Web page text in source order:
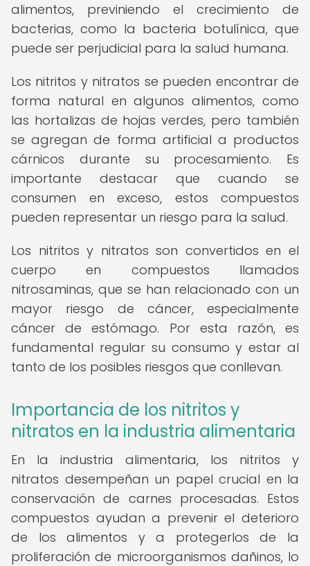
alimentos, previniendo el crecimiento de
bacterias, como la bacteria botulínica, que
puede ser perjudicial para la salud humana.
Los nitritos y nitratos se pueden encontrar de
forma natural en algunos alimentos, como
las hortalizas de hojas verdes, pero también
se agregan de forma artificial a productos
cárnicos durante su procesamiento. Es
importante destacar que cuando se
consumen en exceso, estos compuestos
pueden representar un riesgo para la salud.
Los nitritos y nitratos son convertidos en el
cuerpo en compuestos llamados
nitrosaminas, que se han relacionado con un
mayor riesgo de cáncer, especialmente
cáncer de estómago. Por esta razón, es
fundamental regular su consumo y estar al
tanto de los posibles riesgos que conllevan.
Importancia de los nitritos y
nitratos en la industria alimentaria
En la industria alimentaria, los nitritos y
nitratos desempeñan un papel crucial en la
conservación de carnes procesadas. Estos
compuestos ayudan a prevenir el deterioro
de los alimentos y a protegerlos de la
proliferación de microorganismos dañinos, lo